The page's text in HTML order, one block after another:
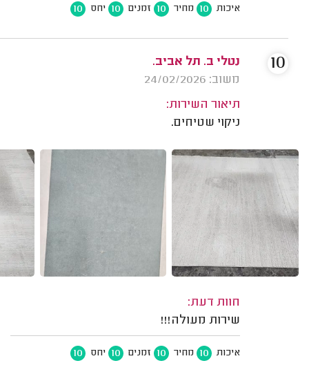
איכות 10 מחיר 10 זמנים 10 יחס 10
נטלי ב. תל אביב.
משוב: 24/02/2026
תיאור השירות:
ניקוי שטיחים.
חוות דעת:
שירות מעולה!!!
איכות 10 מחיר 10 זמנים 10 יחס 10
10